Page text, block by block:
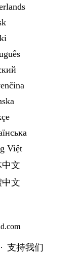
Việt
文
文
支持我们